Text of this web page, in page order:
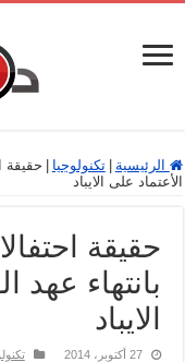
الرئيسية تكنولوجيا
حقيقة
الأعتماد على الايباد
حقيقة
بانتهاء عهد
الايباد
27 أكتوبر، 2014